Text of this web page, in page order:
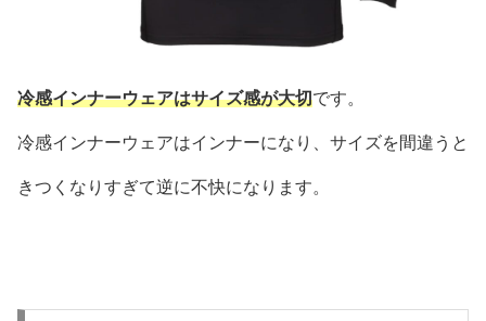
冷感インナーウェアはサイズ感が大切です。
冷感インナーウェアはインナーになり、サイズを間違うと
きつくなりすぎて逆に不快になります。